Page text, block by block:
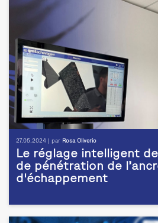
27.05.2024 | par Rosa Oliverio
Le réglage intelligent
de pénétration de
d'échappement